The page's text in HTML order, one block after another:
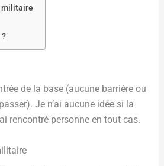
militaire
de la base (aucune barrière ou
Je n’ai aucune idée si la
rencontré personne en tout cas.